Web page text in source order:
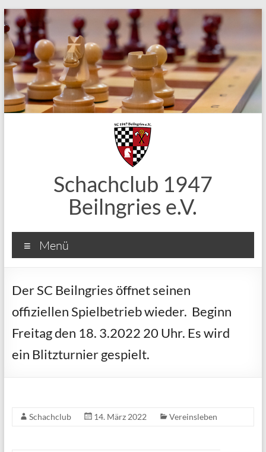
Zum
Inhalt
springen
Schachclub 1947
Beilngries e.V.
Menü
Der SC Beilngries öffnet seinen
offiziellen Spielbetrieb wieder. Beginn
Freitag den 18. 3.2022 20 Uhr. Es wird
ein Blitzturnier gespielt.
Schachclub 14. März 2022 Vereinsleben